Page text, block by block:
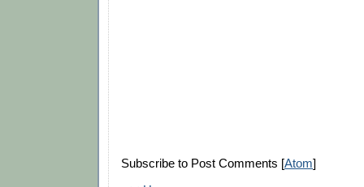
Subscribe to Post Comments [Atom]